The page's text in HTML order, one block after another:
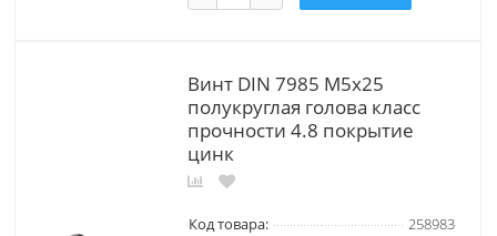
Винт DIN 7985 М5х25
полукруглая голова класс
прочности 4.8 покрытие
цинк
Код товара:
258983